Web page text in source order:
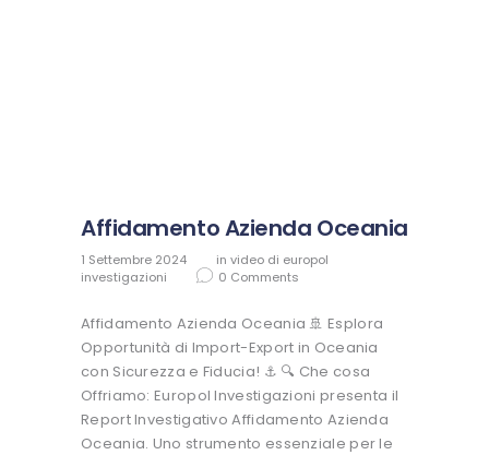
Affidamento Azienda Oceania
1 Settembre 2024 invideo di europol
investigazioni
0 Comments
Affidamento Azienda Oceania 🚢 Esplora
Opportunità di Import-Export in Oceania
con Sicurezza e Fiducia! ⚓ 🔍 Che cosa
Offriamo: Europol Investigazioni presenta il
Report Investigativo Affidamento Azienda
Oceania. Uno strumento essenziale per le